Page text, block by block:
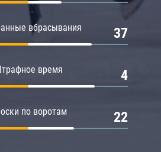
вбрасывания 37
время 4
по воротам 22